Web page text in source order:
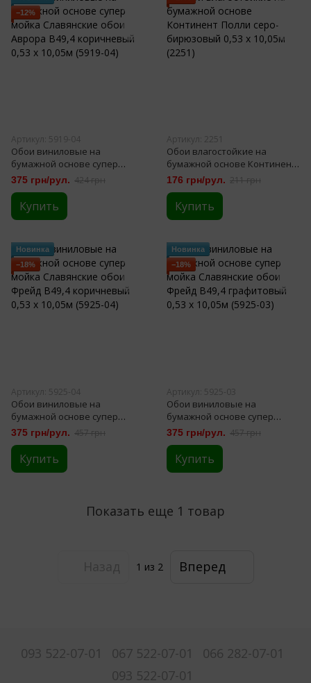
−12%
Артикул: 5919-04
Обои виниловые на
бумажной основе супер
мойка Славянские обои
Аврора В49,4 коричневый
0,53 х 10,05м (5919-04)
375 грн/рул. 424 грн
Купить
Артикул: 2251
Обои влагостойкие на
бумажной основе Континент
Полли серо-бирюзовый 0,53 х
10,05м (2251)
176 грн/рул. 211 грн
Купить
Новинка
−18%
Артикул: 5925-04
Обои виниловые на
бумажной основе супер
мойка Славянские обои
Фрейд В49,4 коричневый 0,53
х 10,05м (5925-04)
375 грн/рул. 457 грн
Купить
Новинка
−18%
Артикул: 5925-03
Обои виниловые на
бумажной основе супер
мойка Славянские обои
Фрейд В49,4 графитовый 0,53
х 10,05м (5925-03)
375 грн/рул. 457 грн
Купить
Показать еще 1 товар
1 из 2 Вперед
093 522-07-01 067 522-07-01
066 282-07-01
093 522-07-01